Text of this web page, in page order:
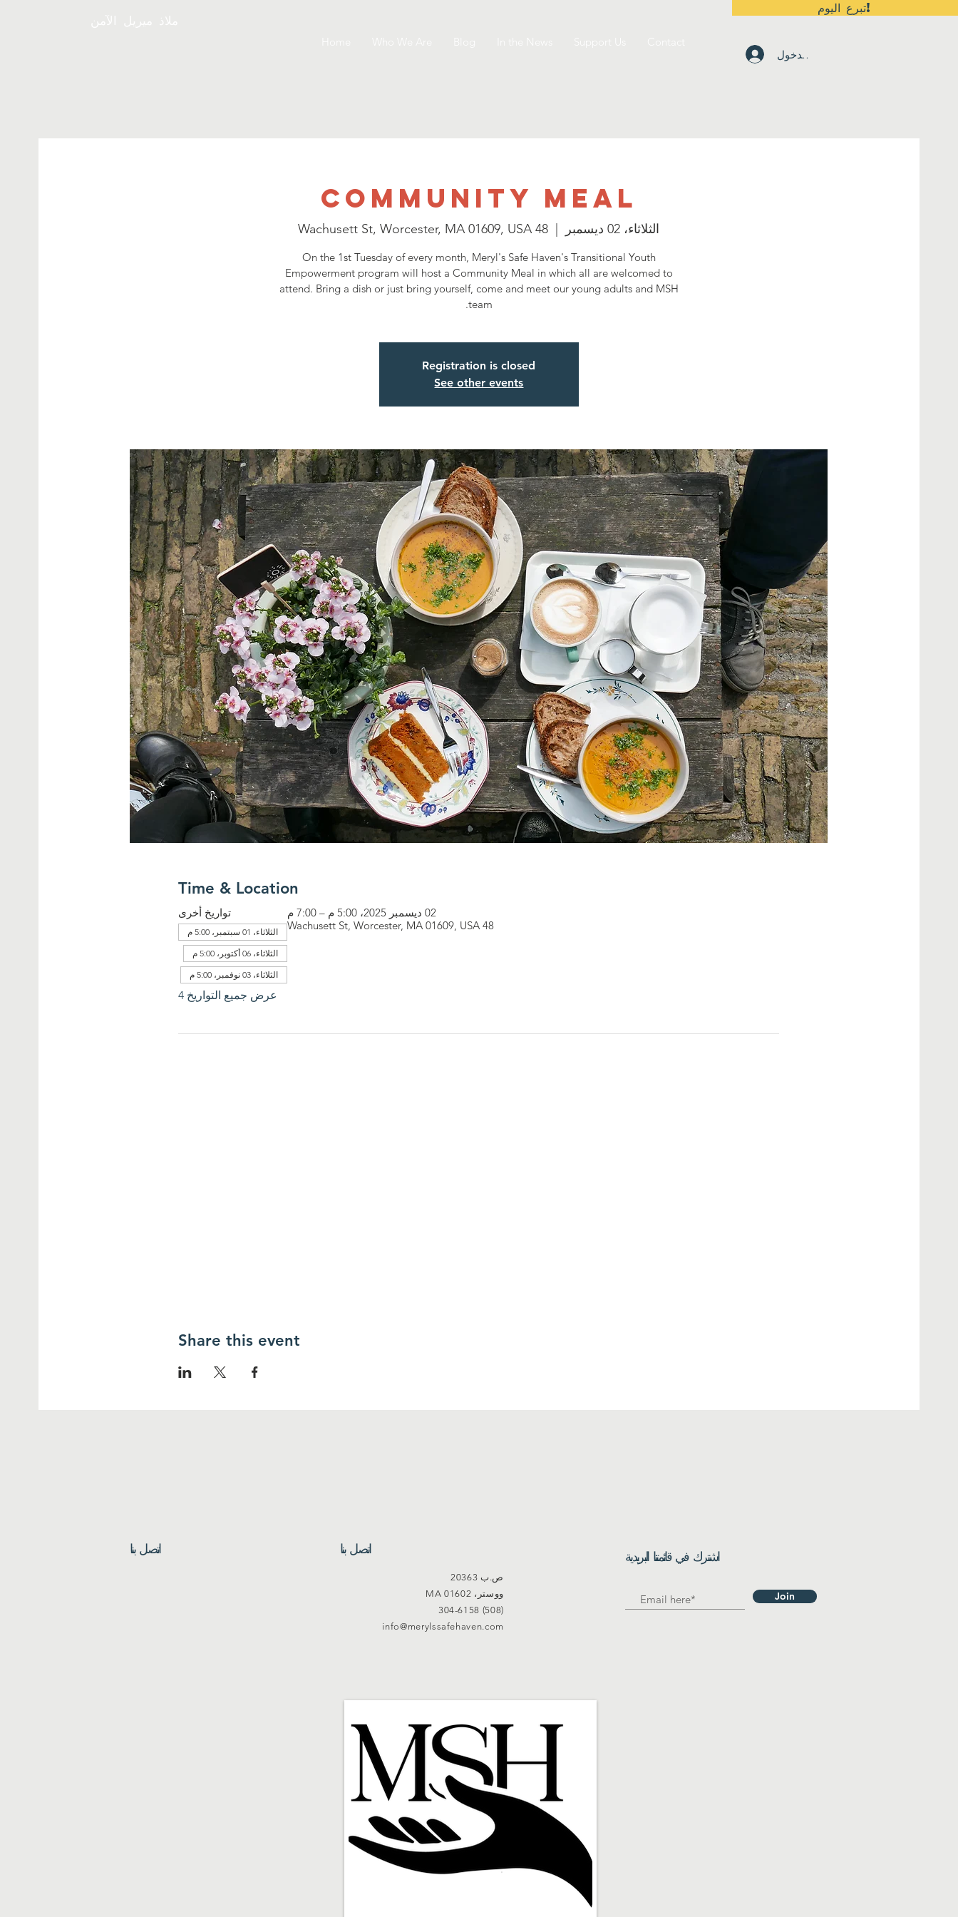
تبرع اليوم!
تسجيل الدخول
Community Meal
الثلاثاء، 02 ديسمبر 48 Wachusett St, Worcester, MA 01609, USA
On the 1st Tuesday of every month, Meryl's Safe Haven's Transitional Youth
Empowerment program will host a Community Meal in which all are welcomed to
attend. Bring a dish or just bring yourself, come and meet our young adults and MSH
team.
Registration is closed
See other events
Time & Location
02 ديسمبر 2025، 5:00 م – 7:00 م
48 Wachusett St, Worcester, MA 01609, USA
تواريخ أخرى
الثلاثاء، 01 سبتمبر، 5:00 م
الثلاثاء، 06 أكتوبر، 5:00 م
الثلاثاء، 03 نوفمبر، 5:00 م
عرض جميع التواريخ 4
Share this event
اتصل بنا
ص.ب 20363
ووستر، MA 01602
(508) 304-6158
info@merylssafehaven.com
اتصل بنا اشترك في قائمتنا البريدية
Join